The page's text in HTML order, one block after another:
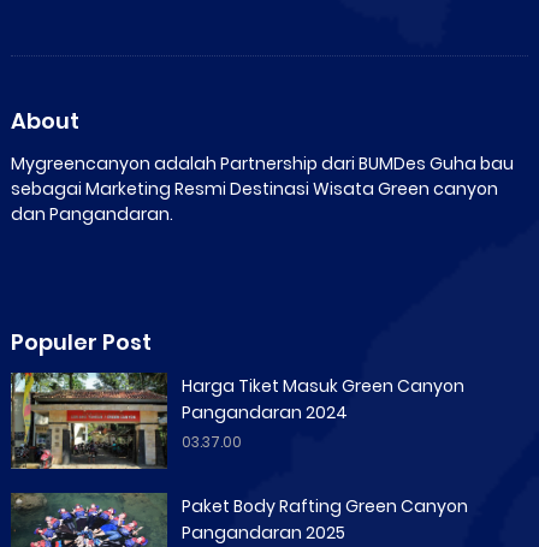
About
Mygreencanyon adalah Partnership dari BUMDes Guha bau
sebagai Marketing Resmi Destinasi Wisata Green canyon
dan Pangandaran.
Populer Post
Harga Tiket Masuk Green Canyon
Pangandaran 2024
03.37.00
Paket Body Rafting Green Canyon
Pangandaran 2025